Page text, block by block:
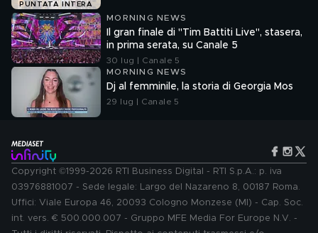
PUNTATA INTERA
MORNING NEWS
Il gran finale di "Tim Battiti Live", stasera,
in prima serata, su Canale 5
30 lug | Canale 5
MORNING NEWS
Dj al femminile, la storia di Georgia Mos
29 lug | Canale 5
Copyright ©1999-2026 RTI Business Digital - RTI S.p.A.: p. iva
03976881007 - Sede legale: Largo del Nazareno 8, 00187 Roma.
Uffici: Viale Europa 46, 20093 Cologno Monzese (MI) - Cap. Soc.
int. vers. € 500.000.007 - Gruppo MFE Media For Europe N.V. -